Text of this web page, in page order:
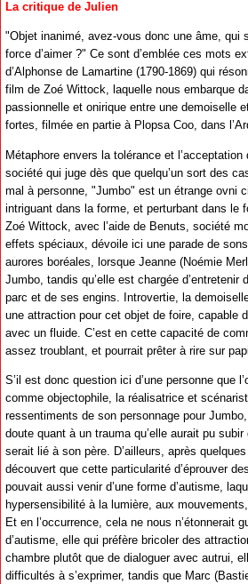
La critique de Julien
"Objet inanimé, avez-vous donc une âme, qui
force d’aimer ?" Ce sont d’emblée ces mots
d’Alphonse de Lamartine (1790-1869) qui
film de Zoé Wittock, laquelle nous embarque
passionnelle et onirique entre une demoiselle
fortes, filmée en partie à Plopsa Coo, dans
Métaphore envers la tolérance et
société qui juge dès que quelqu’un sort des
mal à personne, "Jumbo" est un étrange ovni
intriguant dans la forme, et perturbant dans le
Zoé Wittock, avec l’aide de Benuts, société
effets spéciaux, dévoile ici une parade de
aurores boréales, lorsque Jeanne (Noémie
Jumbo, tandis qu’elle est chargée d’entretenir
parc et de ses engins. Introvertie, la
une attraction pour cet objet de foire, capable
avec un fluide. C’est en cette capacité de
assez troublant, et pourrait prêter à rire sur
S’il est donc question ici d’une personne que
comme objectophile, la réalisatrice et
ressentiments de son personnage pour
doute quant à un trauma qu’elle aurait pu
serait lié à son père. D’ailleurs, après
découvert que cette particularité d’éprouver
pouvait aussi venir d’une forme d’autisme,
hypersensibilité à la lumière, aux mouvements,
Et en l’occurrence, cela ne nous n’étonnerait
d’autisme, elle qui préfère bricoler des
chambre plutôt que de dialoguer avec autrui,
difficultés à s’exprimer, tandis que Marc